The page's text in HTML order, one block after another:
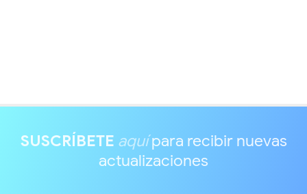
SUSCRÍBETE aquípara recibir nuevas
actualizaciones